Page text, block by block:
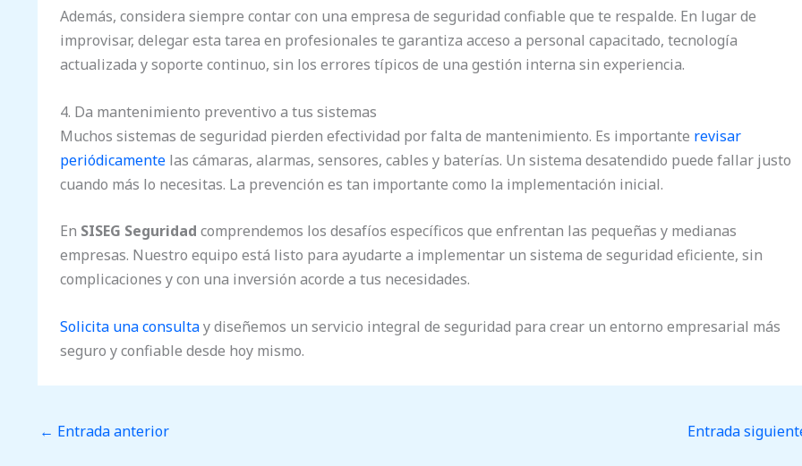
Además, considera siempre contar con una empresa de seguridad confiable que te respalde. En lugar de
improvisar, delegar esta tarea en profesionales te garantiza acceso a personal capacitado, tecnología
actualizada y soporte continuo, sin los errores típicos de una gestión interna sin experiencia.
4. Da mantenimiento preventivo a tus sistemas
Muchos sistemas de seguridad pierden efectividad por falta de mantenimiento. Es importante revisar
periódicamente las cámaras, alarmas, sensores, cables y baterías. Un sistema desatendido puede fallar justo
cuando más lo necesitas. La prevención es tan importante como la implementación inicial.
En SISEG Seguridad comprendemos los desafíos específicos que enfrentan las pequeñas y medianas
empresas. Nuestro equipo está listo para ayudarte a implementar un sistema de seguridad eficiente, sin
complicaciones y con una inversión acorde a tus necesidades.
Solicita una consultay diseñemos un servicio integral de seguridad para crear un entorno empresarial más
seguro y confiable desde hoy mismo.
← Entrada anterior Entrada